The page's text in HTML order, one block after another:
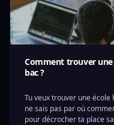
Comment trouver une
bac ?
Tu veux trouver une
ne sais pas par où
pour décrocher ta place